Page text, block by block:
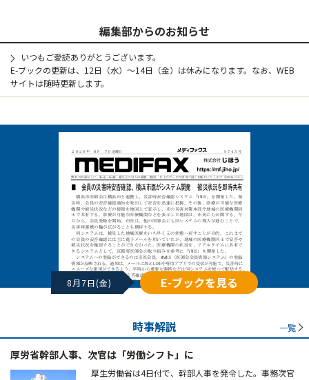
編集部からのお知らせ
いつもご愛読ありがとうございます。
E-ブックの更新は、12日（水）～14日（金）は休みになります。なお、WEB
サイトは随時更新します。
8月7日(金) E-ブックを見る
時事解説 一覧
厚労省幹部人事、次官は「労働シフト」に
厚生労働省は4日付で、幹部人事を発令した。事務次官